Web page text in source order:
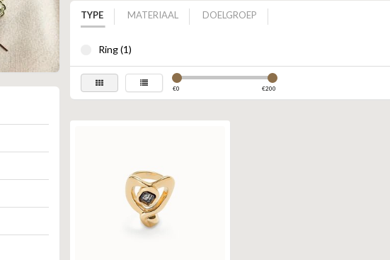
TYPE MATERIAAL DOELGROEP
Ring (1)
€0 €200